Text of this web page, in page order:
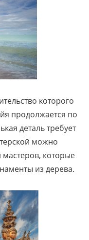
которого
продолжается по
деталь требует
можно
мастеров, которые
из дерева.